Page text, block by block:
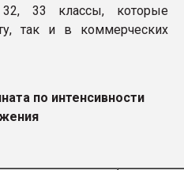
33 классы, которые
так и в коммерческих
по интенсивности